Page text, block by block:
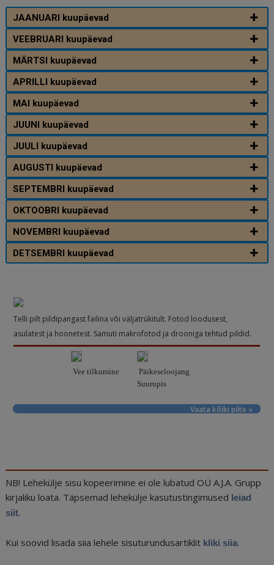
JAANUARI kuupäevad
VEEBRUARI kuupäevad
MÄRTSI kuupäevad
APRILLI kuupäevad
MAI kuupäevad
JUUNI kuupäevad
JUULI kuupäevad
AUGUSTI kuupäevad
SEPTEMBRI kuupäevad
OKTOOBRI kuupäevad
NOVEMBRI kuupäevad
DETSEMBRI kuupäevad
Telli pilt pildipangast failina või väljatrükitult. Fotod loodusest,
asulatest ja hoonetest. Samuti makrofotod ja drooniga tehtud pildid.
Vee tilkumine
Päikeseloojang
Suurupis
Vaata kõiki pilte »
NB! Lehekülje sisu kopeerimine ei ole lubatud OÜ A.J.A. Grupp
kirjaliku loata. Täpsemad lehekülje kasutustingimused leiad
siit.
Kui soovid lisada siia lehele sisuturundusartiklit kliki siia.